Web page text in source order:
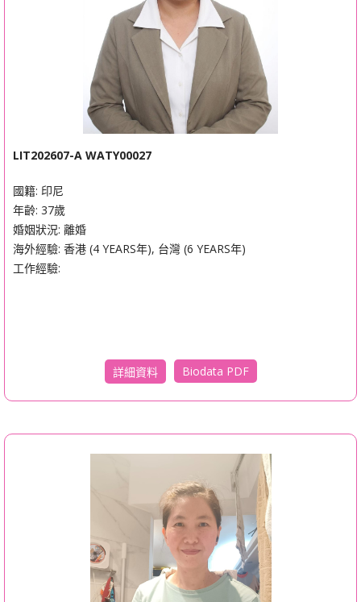
LIT202607-A WATY00027
國籍: 印尼
年齡: 37歲
婚姻狀況: 離婚
海外經驗: 香港 (4 YEARS年), 台灣 (6 YEARS年)
工作經驗:
詳細資料 Biodata PDF